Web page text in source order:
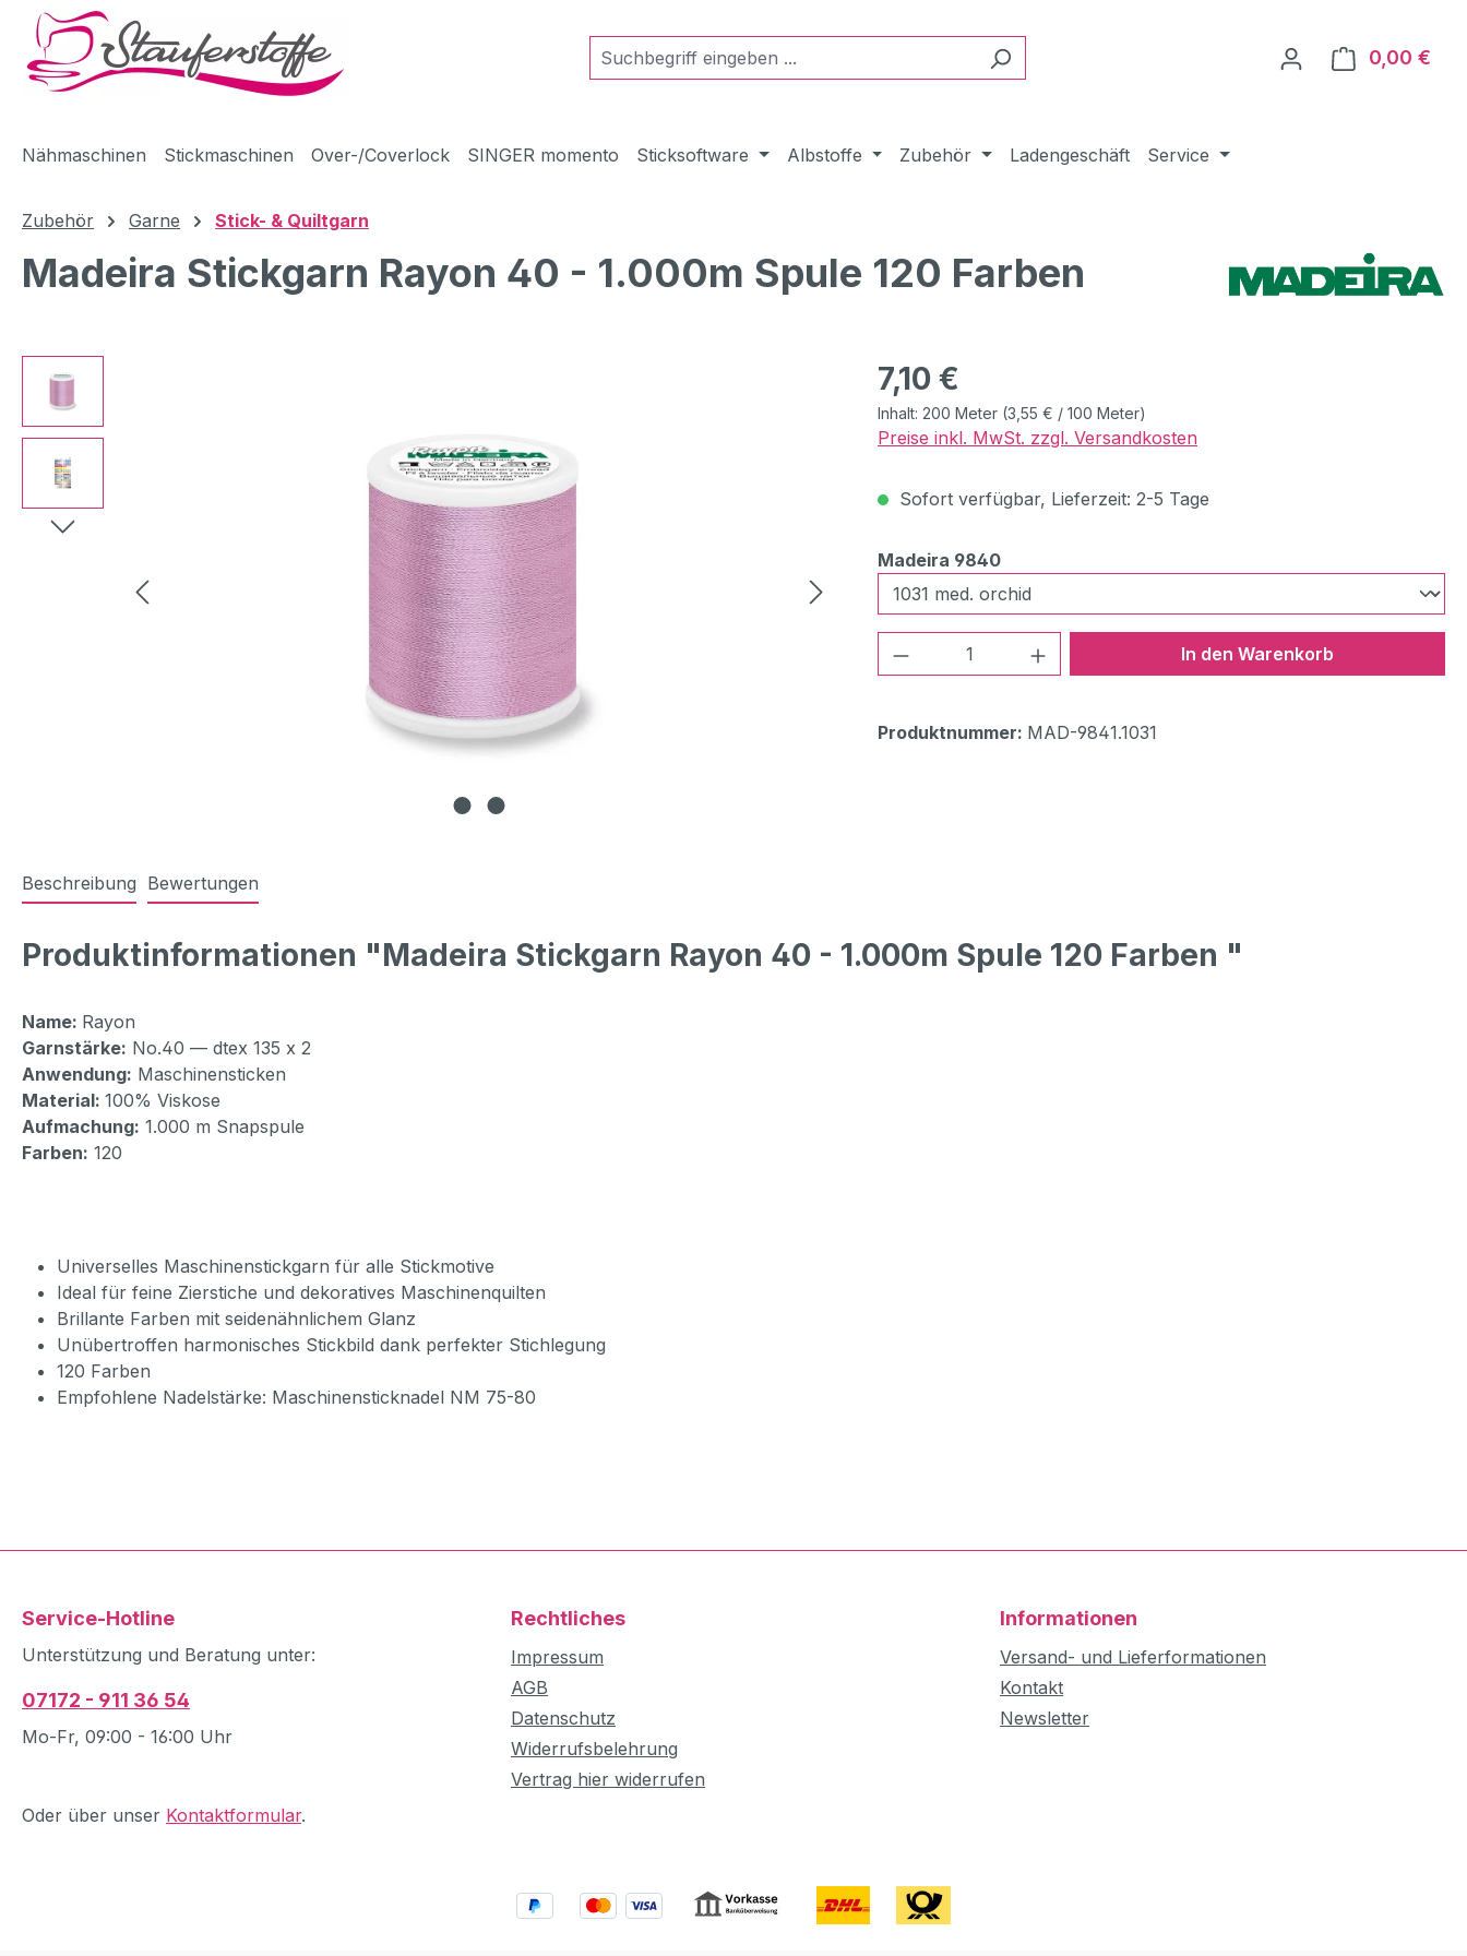
Hauptinhalt springen
Zur Suche springen
Zur Hauptnavigation springen
0,00 €
Nähmaschinen Stickmaschinen Over-/Coverlock SINGER momento Sticksoftware Albstoffe Zubehör Ladengeschäft Service
Zubehör Garne Stick- & Quiltgarn
Madeira Stickgarn Rayon 40 - 1.000m Spule 120 Farben
Regulärer Preis:
7,10 €
Inhalt: 200 Meter (3,55 € / 100 Meter)
Preise inkl. MwSt. zzgl. Versandkosten
Sofort verfügbar, Lieferzeit: 2-5 Tage
Madeira 9840auswählen
Produkt Anzahl: Gib den gewünschten Wert
In den Warenkorb
Produktnummer: MAD-9841.1031
Beschreibung Bewertungen
Produktinformationen "Madeira Stickgarn Rayon 40 - 1.000m Spule 120 Farben "
Name: Rayon
Garnstärke: No.40 — dtex 135 x 2
Anwendung: Maschinensticken
Material: 100% Viskose
Aufmachung: 1.000 m Snapspule
Farben: 120
Universelles Maschinenstickgarn für alle Stickmotive
Ideal für feine Zierstiche und dekoratives Maschinenquilten
Brillante Farben mit seidenähnlichem Glanz
Unübertroffen harmonisches Stickbild dank perfekter Stichlegung
120 Farben
Empfohlene Nadelstärke: Maschinensticknadel NM 75-80
Service-Hotline
Unterstützung und Beratung unter:
07172 - 911 36 54
Mo-Fr, 09:00 - 16:00 Uhr
Oder über unser Kontaktformular.
Rechtliches
Impressum
AGB
Datenschutz
Widerrufsbelehrung
Vertrag hier widerrufen
Informationen
Versand- und Lieferformationen
Kontakt
Newsletter